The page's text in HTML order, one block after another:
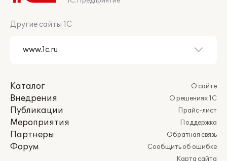
Другие сайты 1С
Каталог
Внедрения
Публикации
Мероприятия
Партнеры
Форум
О сайте
О решениях 1С
Прайс-лист
Поддержка
Обратная связь
Сообщить об ошибке
Карта сайта